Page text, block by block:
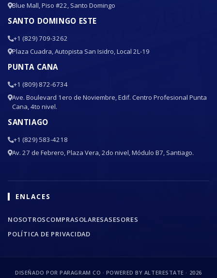
Blue Mall, Piso #22, Santo Domingo
SANTO DOMINGO ESTE
+1 (829) 709-3262
Plaza Cuadra, Autopista San Isidro, Local 2L-19
PUNTA CANA
+1 (809) 872-6734
Ave. Boulevard 1ero de Noviembre, Edif. Centro Profesional Punta
Cana, 4to nivel.
SANTIAGO
+1 (829) 583-4218
Av. 27 de Febrero, Plaza Vera, 2do nivel, Módulo B7, Santiago.
ENLACES
NOSOTROSCOMPRASOLARESASESORES
POLÍTICA DE PRIVACIDAD
DISEÑADO POR PARAGRAM CO · POWERED BY ALTERESTATE · 2026